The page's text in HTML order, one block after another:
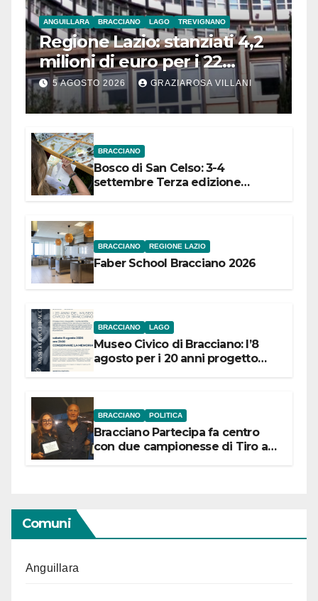
ANGUILLARA BRACCIANO LAGO TREVIGNANO
Regione Lazio: stanziati 4,2
milioni di euro per i 22
Comuni dell’Etruria
Meridionale
5 AGOSTO 2026 GRAZIAROSA VILLANI
BRACCIANO
Bosco di San Celso: 3-4
settembre Terza edizione
BRACCIANO REGIONE LAZIO
Faber School Bracciano 2026
BRACCIANO LAGO
Museo Civico di Bracciano: l’8
agosto per i 20 anni progetto
BRACCIANO POLITICA
Bracciano Partecipa fa centro
con due campionesse di Tiro a
Comuni
Anguillara